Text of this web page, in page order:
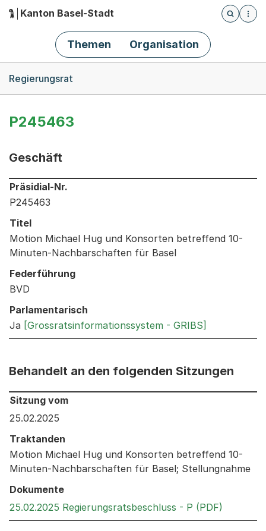
Hauptnavigation
Kanton Basel-Stadt
Öffnet
Themen Organisation
Regierungsrat
P245463
Geschäft
Informationen zum Ausgewählten Geschäft
Präsidial-Nr.
P245463
Titel
Motion Michael Hug und Konsorten betreffend 10-
Minuten-Nachbarschaften für Basel
Federführung
BVD
Parlamentarisch
Ja [Grossratsinformationssystem - GRIBS]
Behandelt an den folgenden Sitzungen
Behandelt an den folgenden Sitzungen: Informationen
Sitzung vom
25.02.2025
Traktanden
Motion Michael Hug und Konsorten betreffend 10-
Minuten-Nachbarschaften für Basel; Stellungnahme
Dokumente
25.02.2025 Regierungsratsbeschluss - P (PDF)